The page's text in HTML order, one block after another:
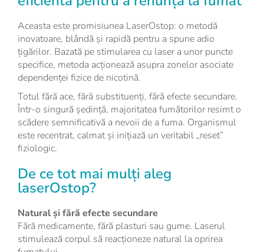
Aceasta este promisiunea LaserOstop: o metodă
inovatoare, blândă și rapidă pentru a spune adio
țigărilor. Bazată pe stimularea cu laser a unor puncte
specifice, metoda acționează asupra zonelor asociate
dependenței fizice de nicotină.
Totul fără ace, fără substituenți, fără efecte secundare.
Într-o singură ședință, majoritatea fumătorilor resimt o
scădere semnificativă a nevoii de a fuma. Organismul
este recentrat, calmat și inițiază un veritabil „reset”
fiziologic.
De ce tot mai mulți aleg
laserOstop?
Natural și fără efecte secundare
Fără medicamente, fără plasturi sau gume. Laserul
stimulează corpul să reacționeze natural la oprirea